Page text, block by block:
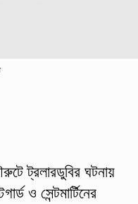
ট্রলারডুবির ঘটনায়
ও সেন্টমার্টিনের